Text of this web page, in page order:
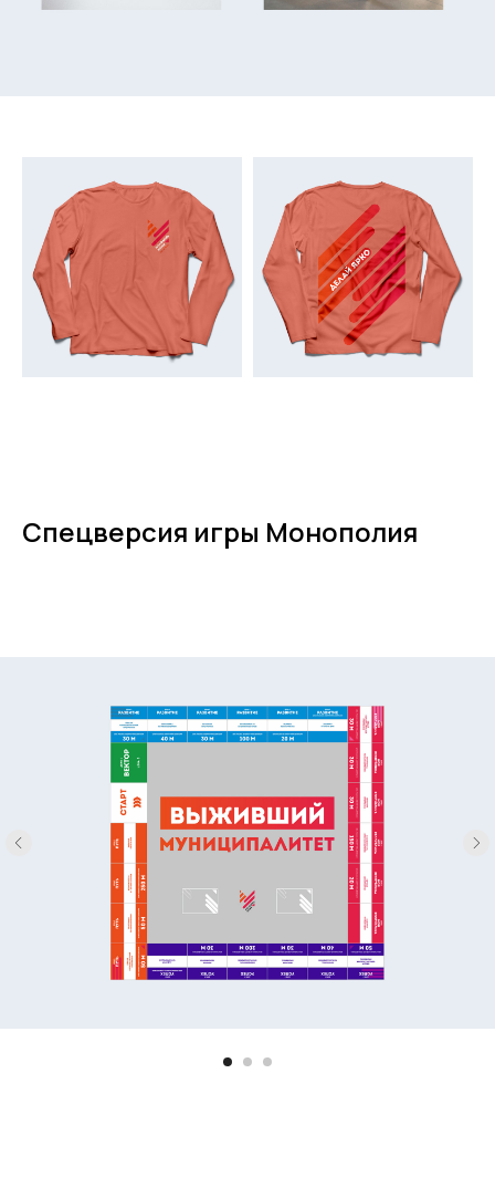
Спецверсия игры Монополия